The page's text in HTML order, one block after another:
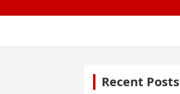
Recent Posts